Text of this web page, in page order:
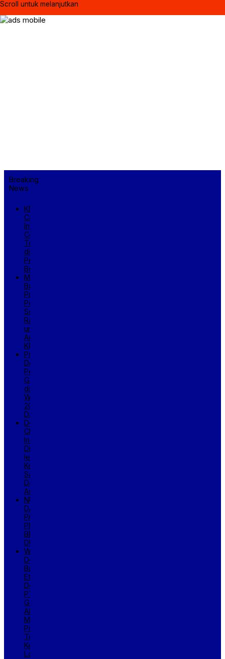
Scroll untuk melanjutkan
Breaking
News
KM
Cahaya
Intan
Celebes
Tenggelam
di
Perairan
Bombana
Mensos
Buka
Proses
Pengadaan
Sekolah
Rakyat
untuk
Audit
KPK
Prabowo
Dewan
Perdamaian
Gaza
di
WEF
2026
Davos
Desain
Chip
Indonesia
Didorong
lewat
Kerja
Sama
Danantara–
Arm
NUKLIR
DAN
PARA
PEMIMPIN
BESAR
DUNIA
Warga
Desa
Bumi
Etam
Desak
PT
Ganda
Alam
Makmur
Prioritaskan
Tenaga
Kerja
Lokal